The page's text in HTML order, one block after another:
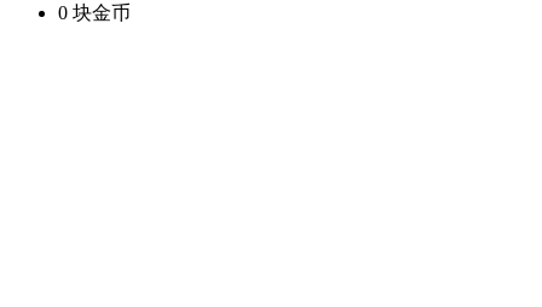
0 块金币